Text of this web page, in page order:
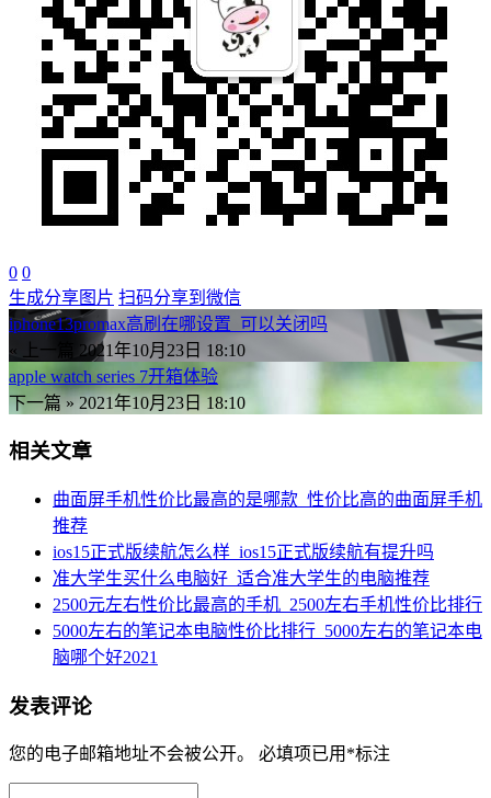
0 0
生成分享图片 扫码分享到微信
iphone13promax高刷在哪设置_可以关闭吗
« 上一篇
2021年10月23日 18:10
apple watch series 7开箱体验
下一篇 » 2021年10月23日 18:10
相关文章
曲面屏手机性价比最高的是哪款_性价比高的曲面屏手机
推荐
ios15正式版续航怎么样_ios15正式版续航有提升吗
准大学生买什么电脑好_适合准大学生的电脑推荐
2500元左右性价比最高的手机_2500左右手机性价比排行
5000左右的笔记本电脑性价比排行_5000左右的笔记本电
脑哪个好2021
发表评论
您的电子邮箱地址不会被公开。 必填项已用 *标注